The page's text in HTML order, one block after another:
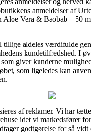
anmeldelser af
Aloe Vera & Baobab – 50
tillige aldeles værdifulde
kundetilfredshed. I
som giver kunderne
som ligeledes kan
af reklamer. Vi har
idet vi markedsfører
godtgørelse for så vidt